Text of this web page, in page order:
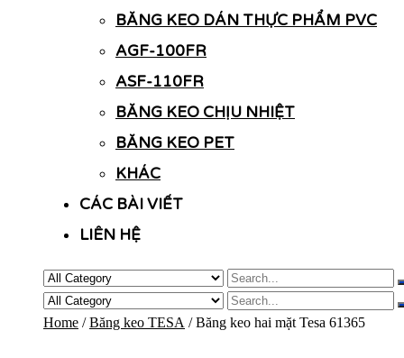
BĂNG KEO DÁN THỰC PHẨM PVC
AGF-100FR
ASF-110FR
BĂNG KEO CHỊU NHIỆT
BĂNG KEO PET
KHÁC
CÁC BÀI VIẾT
LIÊN HỆ
Home /Băng keo TESA / Băng keo hai mặt Tesa 61365